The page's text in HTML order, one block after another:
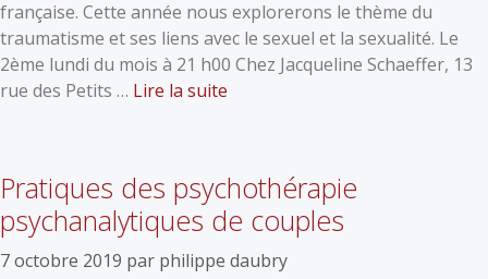
française. Cette année nous explorerons le thème du
traumatisme et ses liens avec le sexuel et la sexualité. Le
2ème lundi du mois à 21 h00 Chez Jacqueline Schaeffer, 13
rue des Petits … Lire la suite
Pratiques des psychothérapie
psychanalytiques de couples
7 octobre 2019 par philippe daubry